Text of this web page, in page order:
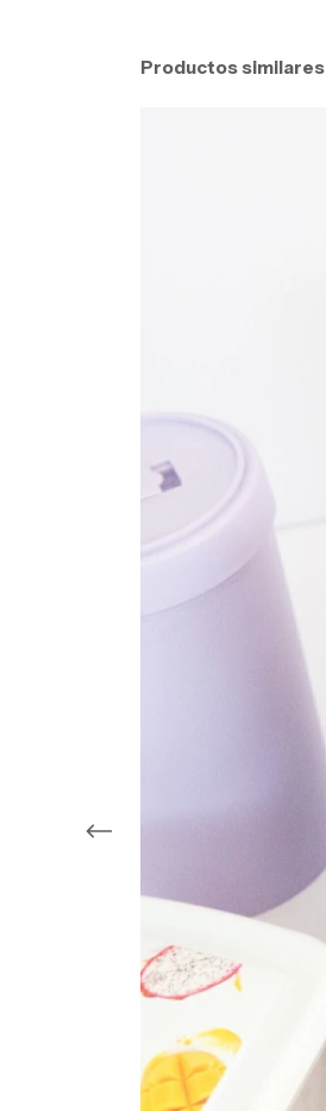
Productos similares